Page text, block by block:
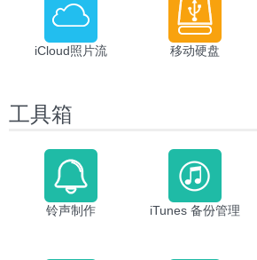
iCloud照片流 移动硬盘
工具箱
铃声制作 iTunes 备份管理